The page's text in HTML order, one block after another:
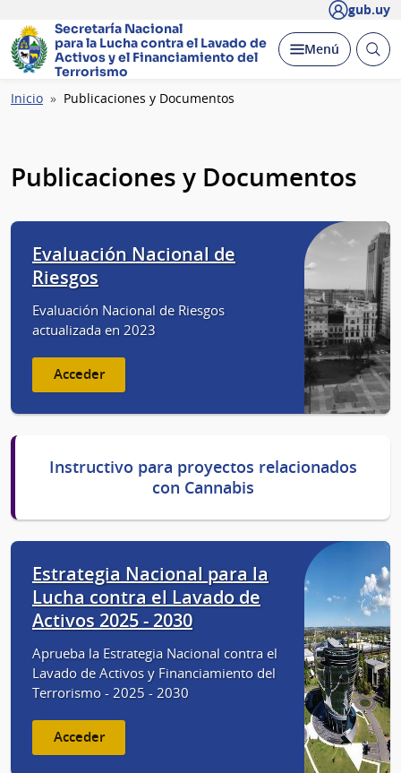
gub.uy
Secretaría Nacional
para la Lucha contra el Lavado de
Activos y el Financiamiento del
Terrorismo
Desplegar
Menú Abrir
Ruta
Inicio Publicaciones y Documentos
Publicaciones y Documentos
Evaluación Nacional de
Riesgos
Evaluación Nacional de Riesgos
actualizada en 2023
Acceder
Instructivo para proyectos relacionados
con Cannabis
Estrategia Nacional para la
Lucha contra el Lavado de
Activos 2025 - 2030
Aprueba la Estrategia Nacional contra el
Lavado de Activos y Financiamiento del
Terrorismo - 2025 - 2030
Acceder